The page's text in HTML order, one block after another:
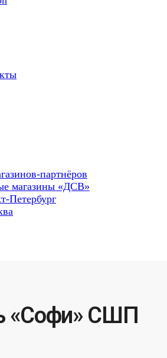
партнёров
магазины «ДСВ»
Петербург
«Софи» СШП